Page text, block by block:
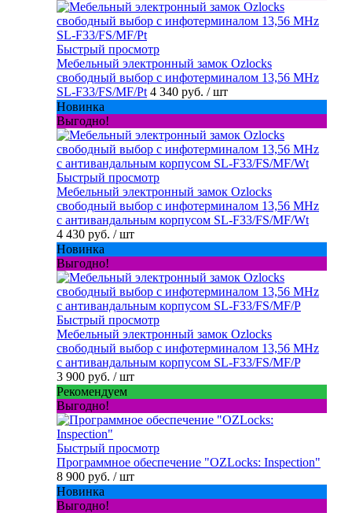
Быстрый просмотр
Мебельный электронный замок Ozlocks
свободный выбор с инфотерминалом 13,56 MHz
SL-F33/FS/MF/Pt 4 340 руб. / шт
Новинка
Выгодно!
Быстрый просмотр
Мебельный электронный замок Ozlocks
свободный выбор с инфотерминалом 13,56 MHz
с антивандальным корпусом SL-F33/FS/MF/Wt
4 430 руб. / шт
Новинка
Выгодно!
Быстрый просмотр
Мебельный электронный замок Ozlocks
свободный выбор с инфотерминалом 13,56 MHz
с антивандальным корпусом SL-F33/FS/MF/P
3 900 руб. / шт
Рекомендуем
Выгодно!
Быстрый просмотр
Программное обеспечение "OZLocks: Inspection"
8 900 руб. / шт
Новинка
Выгодно!